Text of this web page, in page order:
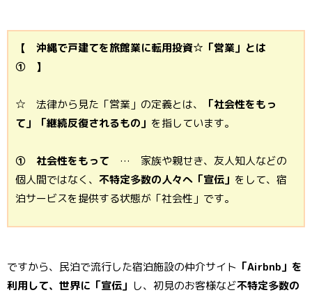
【 沖縄で戸建てを旅館業に転用投資☆「営業」とは
① 】
☆ 法律から見た「営業」の定義とは、
「社会性をもっ
て」「継続反復されるもの」 を指しています。
① 社会性をもって … 家族や親せき、友人知人などの
個人間ではなく、 不特定多数の人々へ「宣伝」 をして、宿
泊サービスを提供する状態が「社会性」です。
ですから、民泊で流行した宿泊施設の仲介サイト 「Airbnb」を
利用して、世界に「宣伝」 し、初見のお客様など不特定多数の